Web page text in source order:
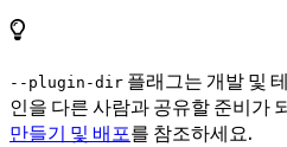
--plugin-dir 플래그는 개발 및
인을 다른 사람과 공유할 준비가
만들기 및 배포를 참조하세요.